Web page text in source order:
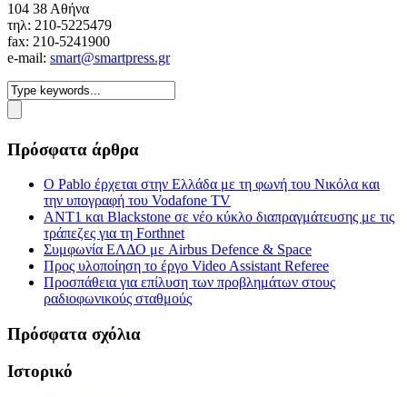
104 38 Αθήνα
τηλ: 210-5225479
fax: 210-5241900
e-mail: smart@smartpress.gr
Πρόσφατα άρθρα
Ο Pablo έρχεται στην Ελλάδα με τη φωνή του Νικόλα και
την υπογραφή του Vodafone TV
ΑΝΤ1 και Blackstone σε νέο κύκλο διαπραγμάτευσης με τις
τράπεζες για τη Forthnet
Συμφωνία ΕΛΔΟ με Airbus Defence & Space
Προς υλοποίηση το έργο Video Assistant Referee
Προσπάθεια για επίλυση των προβλημάτων στους
ραδιοφωνικούς σταθμούς
Πρόσφατα σχόλια
Ιστορικό